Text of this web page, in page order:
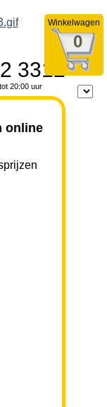
Winkelwagen
0
3312
20:00 uur
online